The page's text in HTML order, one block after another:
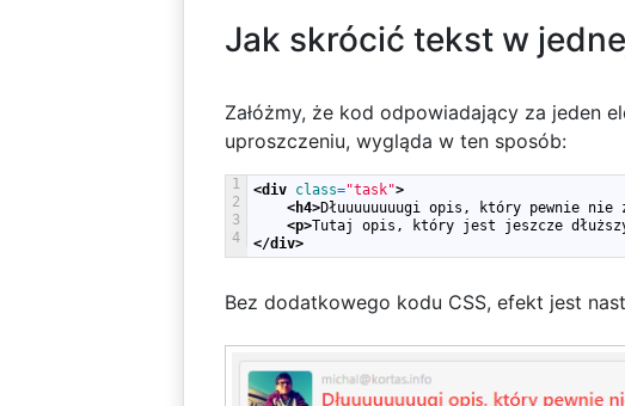
Jak skrócić tekst w
Załóżmy, że kod odpowiadający za jeden
uproszczeniu, wygląda w ten sposób:
1
2
3
4
<div class="task">
<h4>Dłuuuuuuuugi opis, który pewnie
<p>Tutaj opis, który jest jeszcze
</div>
Bez dodatkowego kodu CSS, efekt jest